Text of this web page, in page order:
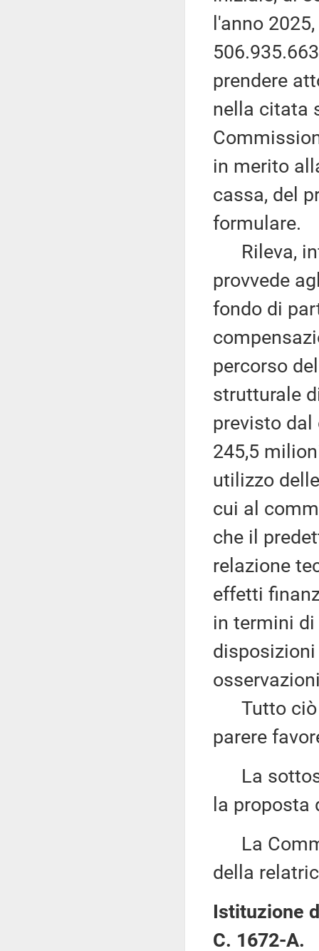
l'anno
prendere
nella citata
in merito
cassa, del
formulare.
Rileva,
provvede
fondo di
percorso
strutturale
previsto
245,5
utilizzo
cui al
che il
relazione
effetti
in termini di
Tutto ciò
parere
La
la
La
della
Istituzione
C. 1672-A.